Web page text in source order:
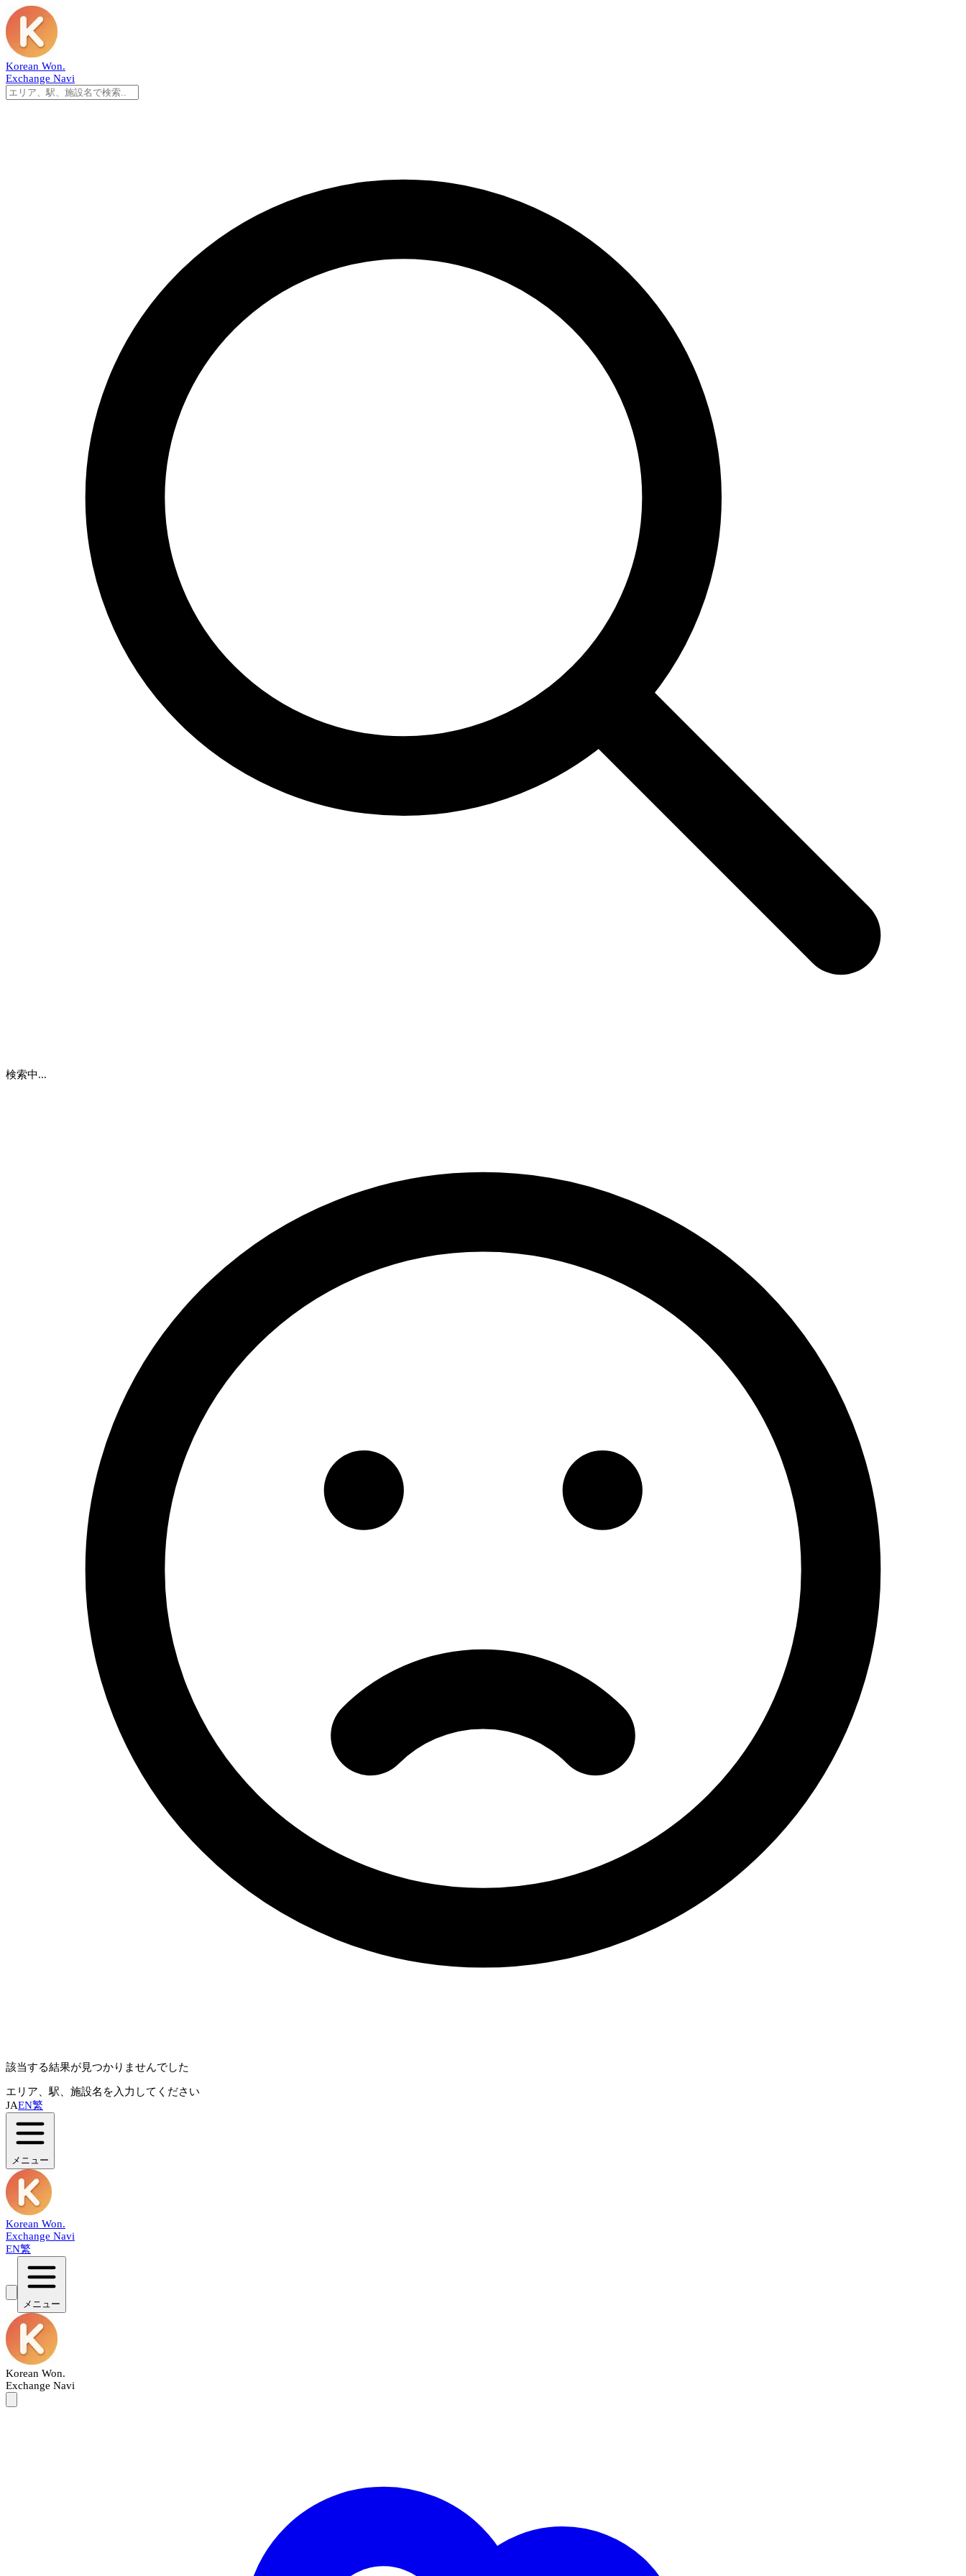
Korean Won.
Exchange Navi
検索中...
該当する結果が見つかりませんでした
エリア、駅、施設名を入力してください
JAEN繁
メニュー
Korean Won.
Exchange Navi
EN繁
メニュー
Korean Won.
Exchange Navi